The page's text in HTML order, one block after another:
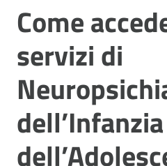
Come
servizi di